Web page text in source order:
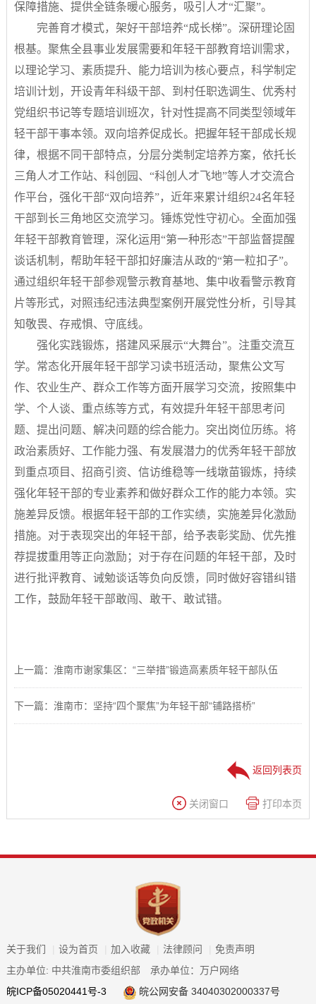
保障措施、提供全链条暖心服务，吸引人才“汇聚”。
完善育才模式，架好干部培养“成长梯”。深研理论固
根基。聚焦全县事业发展需要和年轻干部教育培训需求，
以理论学习、素质提升、能力培训为核心要点，科学制定
培训计划，开设青年科级干部、到村任职选调生、优秀村
党组织书记等专题培训班次，针对性提高不同类型领域年
轻干部干事本领。双向培养促成长。把握年轻干部成长规
律，根据不同干部特点，分层分类制定培养方案，依托长
三角人才工作站、科创园、“科创人才飞地”等人才交流合
作平台，强化干部“双向培养”，近年来累计组织24名年轻
干部到长三角地区交流学习。锤炼党性守初心。全面加强
年轻干部教育管理，深化运用“第一种形态”干部监督提醒
谈话机制，帮助年轻干部扣好廉洁从政的“第一粒扣子”。
通过组织年轻干部参观警示教育基地、集中收看警示教育
片等形式，对照违纪违法典型案例开展党性分析，引导其
知敬畏、存戒惧、守底线。
强化实践锻炼，搭建风采展示“大舞台”。注重交流互
学。常态化开展年轻干部学习读书班活动，聚焦公文写
作、农业生产、群众工作等方面开展学习交流，按照集中
学、个人谈、重点练等方式，有效提升年轻干部思考问
题、提出问题、解决问题的综合能力。突出岗位历练。将
政治素质好、工作能力强、有发展潜力的优秀年轻干部放
到重点项目、招商引资、信访维稳等一线墩苗锻炼，持续
强化年轻干部的专业素养和做好群众工作的能力本领。实
施差异反馈。根据年轻干部的工作实绩，实施差异化激励
措施。对于表现突出的年轻干部，给予表彰奖励、优先推
荐提拔重用等正向激励；对于存在问题的年轻干部，及时
进行批评教育、诫勉谈话等负向反馈，同时做好容错纠错
工作，鼓励年轻干部敢闯、敢干、敢试错。
上一篇：淮南市谢家集区：“三举措”锻造高素质年轻干部队伍
下一篇：淮南市：坚持“四个聚焦”为年轻干部“铺路搭桥”
返回列表页
关闭窗口 打印本页
关于我们 设为首页 加入收藏 法律顾问
免责声明
主办单位: 中共淮南市委组织部
承办单位：万户网络
皖ICP备05020441号-3
皖公网安备 34040302000337号